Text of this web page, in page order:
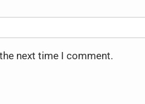
next time I comment.